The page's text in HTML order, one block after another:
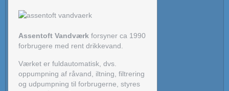
Assentoft Vandværk forsyner ca 1990
forbrugere med rent drikkevand.
Værket er fuldautomatisk, dvs.
oppumpning af råvand, iltning, filtrering
og udpumpning til forbrugerne, styres